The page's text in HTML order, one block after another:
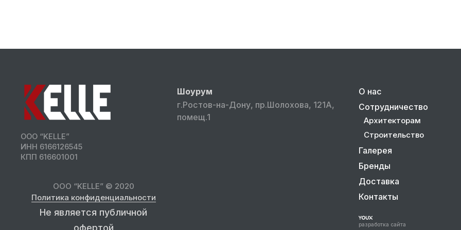
ООО “KELLE”
ИНН 6166126545
КПП 616601001
ООО “KELLE” © 2020
Политика конфиденциальности
Не является публичной
офертой
Шоурум
г.Ростов-на-Дону, пр.Шолохова, 121А,
помещ.1
О нас
Сотрудничество
Архитекторам
Строительство
Галерея
Бренды
Доставка
Контакты
разработка сайта